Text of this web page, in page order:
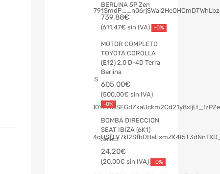
BERLINA 5P Zen
739,88€
611,47€ -0%
MOTOR COMPLETO
TOYOTA COROLLA
(E12) 2.0 D-4D Terra
Berlina
605,00€
500,00€
-0%
BOMBA DIRECCION
SEAT IBIZA (6K1)
Select
24,20€
20,00€ -0%